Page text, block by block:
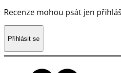
Recenze mohou psát jen
Přihlásit se